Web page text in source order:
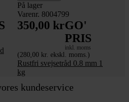
På lager
Varenr. 8004799
350,00 krGO'
PRIS
inkl. moms
(280,00 kr. ekskl. moms.)
Rustfri svejsetråd 0.8 mm 1
kg
kundeservice